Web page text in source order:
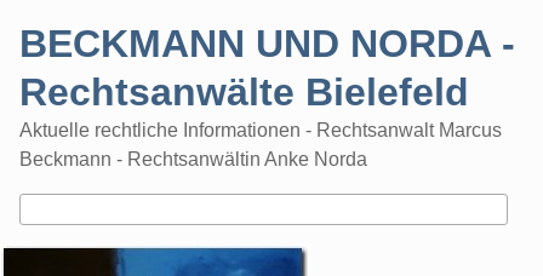
BECKMANN UND NORDA -
Rechtsanwälte Bielefeld
Aktuelle rechtliche Informationen - Rechtsanwalt Marcus
Beckmann - Rechtsanwältin Anke Norda